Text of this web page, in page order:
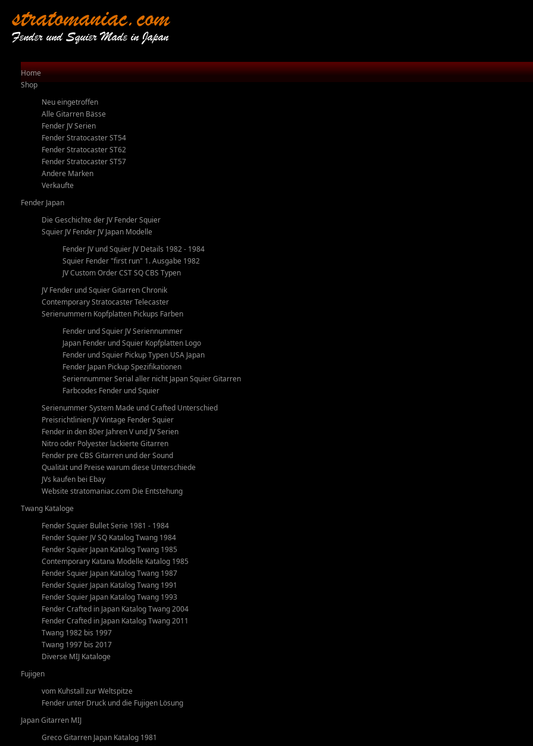
stratomaniac.com
Fender und Squier Made in Japan
Home
Shop
Neu eingetroffen
Alle Gitarren Bässe
Fender JV Serien
Fender Stratocaster ST54
Fender Stratocaster ST62
Fender Stratocaster ST57
Andere Marken
Verkaufte
Fender Japan
Die Geschichte der JV Fender Squier
Squier JV Fender JV Japan Modelle
Fender JV und Squier JV Details 1982 - 1984
Squier Fender "first run" 1. Ausgabe 1982
JV Custom Order CST SQ CBS Typen
JV Fender und Squier Gitarren Chronik
Contemporary Stratocaster Telecaster
Serienummern Kopfplatten Pickups Farben
Fender und Squier JV Seriennummer
Japan Fender und Squier Kopfplatten Logo
Fender und Squier Pickup Typen USA Japan
Fender Japan Pickup Spezifikationen
Seriennummer Serial aller nicht Japan Squier Gitarren
Farbcodes Fender und Squier
Serienummer System Made und Crafted Unterschied
Preisrichtlinien JV Vintage Fender Squier
Fender in den 80er Jahren V und JV Serien
Nitro oder Polyester lackierte Gitarren
Fender pre CBS Gitarren und der Sound
Qualität und Preise warum diese Unterschiede
JVs kaufen bei Ebay
Website stratomaniac.com Die Entstehung
Twang Kataloge
Fender Squier Bullet Serie 1981 - 1984
Fender Squier JV SQ Katalog Twang 1984
Fender Squier Japan Katalog Twang 1985
Contemporary Katana Modelle Katalog 1985
Fender Squier Japan Katalog Twang 1987
Fender Squier Japan Katalog Twang 1991
Fender Squier Japan Katalog Twang 1993
Fender Crafted in Japan Katalog Twang 2004
Fender Crafted in Japan Katalog Twang 2011
Twang 1982 bis 1997
Twang 1997 bis 2017
Diverse MIJ Kataloge
Fujigen
vom Kuhstall zur Weltspitze
Fender unter Druck und die Fujigen Lösung
Japan Gitarren MIJ
Greco Gitarren Japan Katalog 1981